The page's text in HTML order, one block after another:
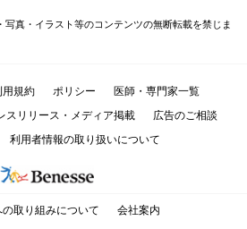
真・イラスト等のコンテンツの無断転載を禁じま
用規約 ポリシー
医師・専門家一覧
スリリース・メディア掲載
広告のご相談
利用者情報の取り扱いについて
取り組みについて 会社案内